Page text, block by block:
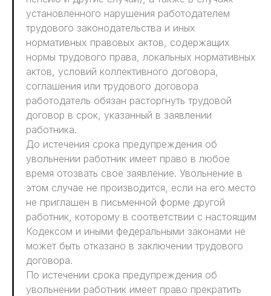
установленного нарушения работодателем
трудового законодательства и иных
нормативных правовых актов, содержащих
нормы трудового права, локальных нормативных
актов, условий коллективного договора,
соглашения или трудового договора
работодатель обязан расторгнуть трудовой
договор в срок, указанный в заявлении
работника.
До истечения срока предупреждения об
увольнении работник имеет право в любое
время отозвать свое заявление. Увольнение в
этом случае не производится, если на его место
не приглашен в письменной форме другой
работник, которому в соответствии с настоящим
Кодексом и иными федеральными законами не
может быть отказано в заключении трудового
договора.
По истечении срока предупреждения об
увольнении работник имеет право прекратить